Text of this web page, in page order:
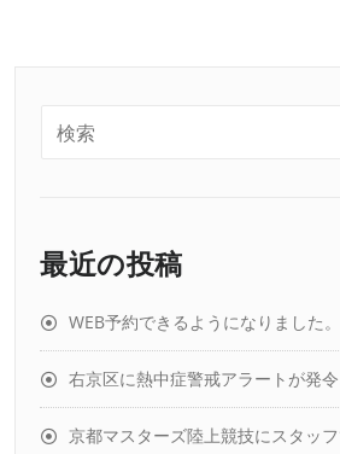
最近の投稿
WEB予約できるようになりました。
右京区に熱中症警戒アラートが発
京都マスターズ陸上競技にスタッ